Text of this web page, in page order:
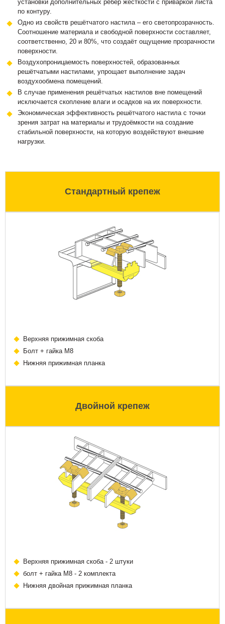
установки дополнительных рёбер жесткости с приваркой листа
по контуру.
Одно из свойств решётчатого настила – его светопрозрачность.
Соотношение материала и свободной поверхности составляет,
соответственно, 20 и 80%, что создаёт ощущение прозрачности
поверхности.
Воздухопроницаемость поверхностей, образованных
решётчатыми настилами, упрощает выполнение задач
воздухообмена помещений.
В случае применения решётчатых настилов вне помещений
исключается скопление влаги и осадков на их поверхности.
Экономическая эффективность решётчатого настила с точки
зрения затрат на материалы и трудоёмкости на создание
стабильной поверхности, на которую воздействуют внешние
нагрузки.
Стандартный крепеж
Верхняя прижимная скоба
Болт + гайка М8
Нижняя прижимная планка
Двойной крепеж
Верхняя прижимная скоба - 2 штуки
болт + гайка М8 - 2 комплекта
Нижняя двойная прижимная планка